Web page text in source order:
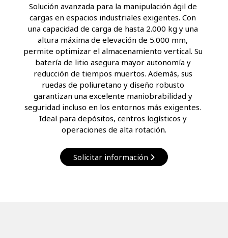
Solución avanzada para la manipulación ágil de
cargas en espacios industriales exigentes. Con
una capacidad de carga de hasta 2.000 kg y una
altura máxima de elevación de 5.000 mm,
permite optimizar el almacenamiento vertical. Su
batería de litio asegura mayor autonomía y
reducción de tiempos muertos. Además, sus
ruedas de poliuretano y diseño robusto
garantizan una excelente maniobrabilidad y
seguridad incluso en los entornos más exigentes.
Ideal para depósitos, centros logísticos y
operaciones de alta rotación.
Solicitar información